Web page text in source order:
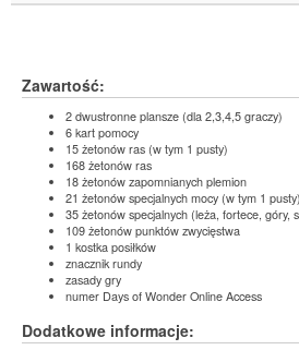
Zawartość:
2 dwustronne plansze (dla 2,3,4,5 graczy)
6 kart pomocy
15 żetonów ras (w tym 1 pusty)
168 żetonów ras
18 żetonów zapomnianych plemion
21 żetonów specjalnych mocy (w tym 1 pusty)
35 żetonów specjalnych (leża, fortece, góry,
109 żetonów punktów zwycięstwa
1 kostka posiłków
znacznik rundy
zasady gry
numer Days of Wonder Online Access
Dodatkowe informacje: